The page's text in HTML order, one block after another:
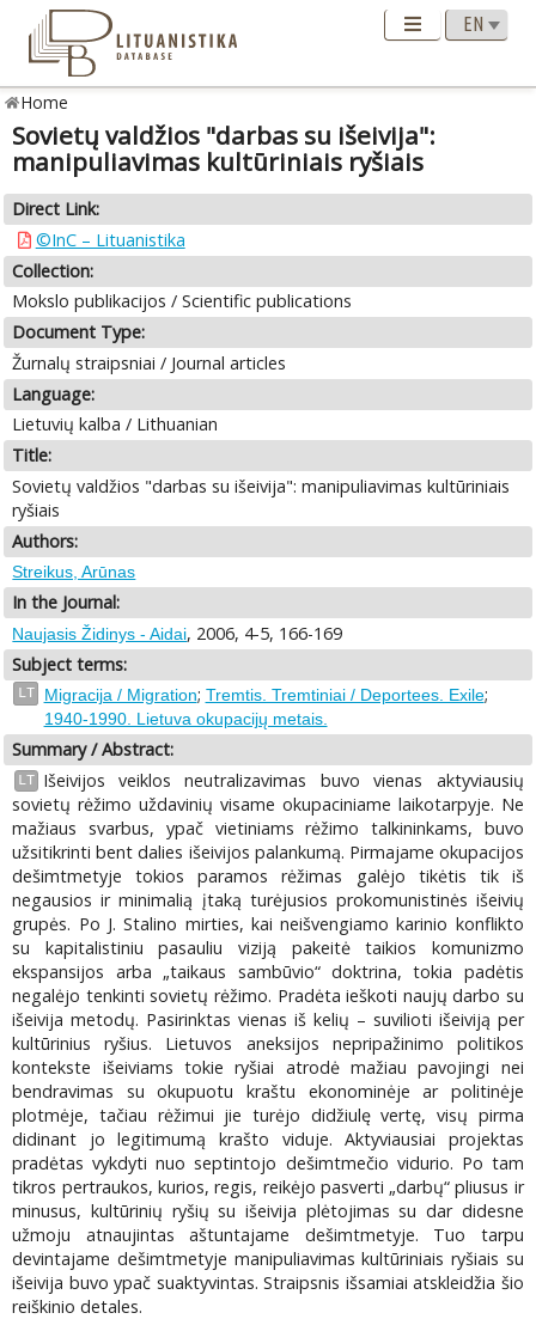
Home
Sovietų valdžios "darbas su išeivija":
manipuliavimas kultūriniais ryšiais
Direct Link:
©InC – Lituanistika
Collection:
Mokslo publikacijos / Scientific publications
Document Type:
Žurnalų straipsniai / Journal articles
Language:
Lietuvių kalba / Lithuanian
Title:
Sovietų valdžios "darbas su išeivija": manipuliavimas kultūriniais
ryšiais
Authors:
Streikus, Arūnas
In the Journal:
Naujasis Židinys - Aidai, 2006, 4-5, 166-169
Subject terms:
LT Migracija / Migration; Tremtis. Tremtiniai / Deportees. Exile;
1940-1990. Lietuva okupacijų metais.
Summary / Abstract:
LT
Išeivijos veiklos neutralizavimas buvo vienas aktyviausių
sovietų rėžimo uždavinių visame okupaciniame laikotarpyje. Ne
mažiaus svarbus, ypač vietiniams rėžimo talkininkams, buvo
užsitikrinti bent dalies išeivijos palankumą. Pirmajame okupacijos
dešimtmetyje tokios paramos rėžimas galėjo tikėtis tik iš
negausios ir minimalią įtaką turėjusios prokomunistinės išeivių
grupės. Po J. Stalino mirties, kai neišvengiamo karinio konflikto
su kapitalistiniu pasauliu viziją pakeitė taikios komunizmo
ekspansijos arba „taikaus sambūvio“ doktrina, tokia padėtis
negalėjo tenkinti sovietų rėžimo. Pradėta ieškoti naujų darbo su
išeivija metodų. Pasirinktas vienas iš kelių – suvilioti išeiviją per
kultūrinius ryšius. Lietuvos aneksijos nepripažinimo politikos
kontekste išeiviams tokie ryšiai atrodė mažiau pavojingi nei
bendravimas su okupuotu kraštu ekonominėje ar politinėje
plotmėje, tačiau rėžimui jie turėjo didžiulę vertę, visų pirma
didinant jo legitimumą krašto viduje. Aktyviausiai projektas
pradėtas vykdyti nuo septintojo dešimtmečio vidurio. Po tam
tikros pertraukos, kurios, regis, reikėjo pasverti „darbų“ pliusus ir
minusus, kultūrinių ryšių su išeivija plėtojimas su dar didesne
užmoju atnaujintas aštuntajame dešimtmetyje. Tuo tarpu
devintajame dešimtmetyje manipuliavimas kultūriniais ryšiais su
išeivija buvo ypač suaktyvintas. Straipsnis išsamiai atskleidžia šio
reiškinio detales.